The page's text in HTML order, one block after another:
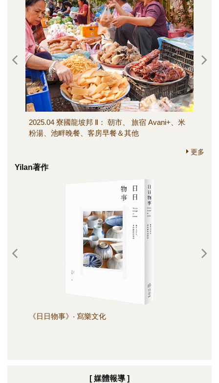
2025.04 寮國龍坡邦 Ⅱ： 朝市、 旅宿 Avani+、米
粉湯、池畔晚餐、客房早餐＆其他
更多
Yilan著作
《日日物事》‧ 寫樂文化
[ 媒體報導 ]